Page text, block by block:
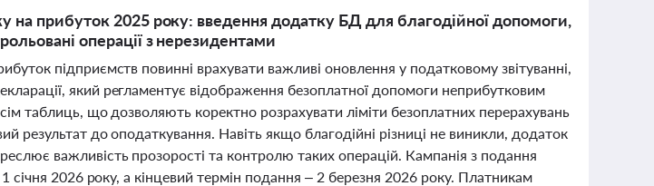
на прибуток 2025 року: введення додатку БД для благодійної допомоги,
операції з нерезидентами
підприємств повинні врахувати важливі оновлення у податковому звітуванні,
який регламентує відображення безоплатної допомоги неприбутковим
таблиць, що дозволяють коректно розрахувати ліміти безоплатних перерахувань
результат до оподаткування. Навіть якщо благодійні різниці не виникли, додаток
важливість прозорості та контролю таких операцій. Кампанія з подання
1 січня 2026 року, а кінцевий термін подання – 2 березня 2026 року. Платникам